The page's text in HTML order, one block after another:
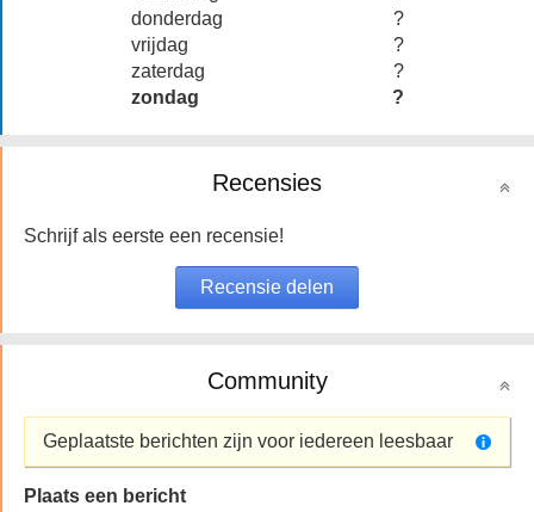
donderdag
?
vrijdag
?
zaterdag
?
zondag
?
Recensies
Schrijf als eerste een recensie!
Community
Geplaatste berichten zijn voor iedereen leesbaar
Plaats een bericht